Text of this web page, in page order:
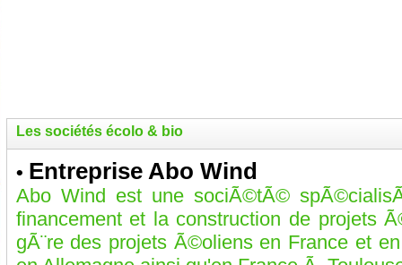
Les sociétés écolo & bio
• Entreprise Abo Wind
Abo Wind est une sociÃ©tÃ©
financement et la construction de projets
gÃ¨re des projets Ã©oliens en France et